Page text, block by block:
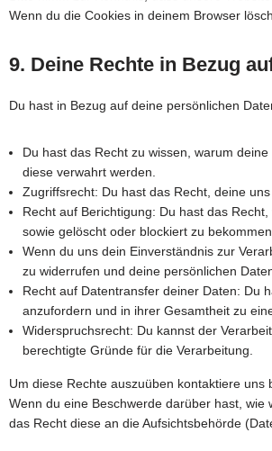
Wenn du die Cookies in deinem Browser
9. Deine Rechte in Bezug
Du hast in Bezug auf deine persönlichen
Du hast das Recht zu wissen, warum
diese verwahrt werden.
Zugriffsrecht: Du hast das Recht, deine
Recht auf Berichtigung: Du hast das
sowie gelöscht oder blockiert zu bekommen.
Wenn du uns dein Einverständnis zur
zu widerrufen und deine persönlichen
Recht auf Datentransfer deiner Daten: Du
anzufordern und in ihrer Gesamtheit zu
Widerspruchsrecht: Du kannst der
berechtigte Gründe für die Verarbeitung.
Um diese Rechte auszuüben kontaktiere uns
Wenn du eine Beschwerde darüber hast,
das Recht diese an die Aufsichtsbehörde